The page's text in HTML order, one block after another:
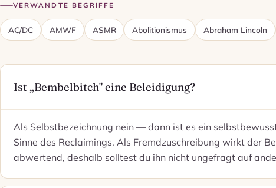
VERWANDTE BEGRIFFE
AC/DC AMWF ASMR Abolitionismus Abraham Lincoln
Ist „Bembelbitch" eine Beleidigung?
Als Selbstbezeichnung nein — dann ist es ein
Sinne des Reclaimings. Als Fremdzuschreibung wirkt der
abwertend, deshalb solltest du ihn nicht ungefragt auf